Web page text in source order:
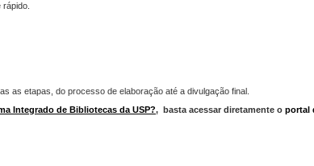
as etapas, do processo de elaboração até a divulgação final.
Integrado de Bibliotecas da USP?, basta acessar diretamente o portal